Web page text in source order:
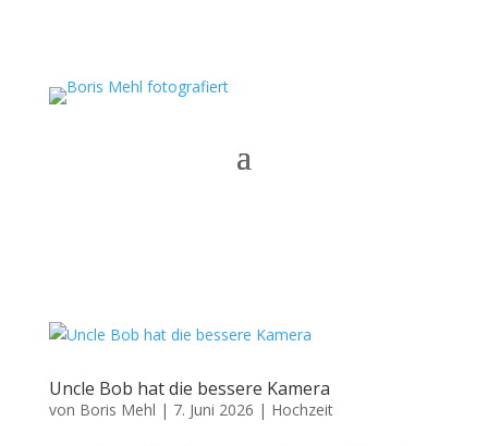
Uncle Bob hat die bessere Kamera
von Boris Mehl | 7. Juni 2026 | Hochzeit